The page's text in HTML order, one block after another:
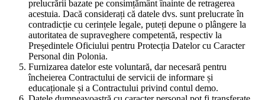
prelucrării bazate pe consimțământ înainte de retragerea
acestuia. Dacă considerați că datele dvs. sunt prelucrate în
contradicție cu cerințele legale, puteți depune o plângere la
autoritatea de supraveghere competentă, respectiv la
Președintele Oficiului pentru Protecția Datelor cu Caracter
Personal din Polonia.
Furnizarea datelor este voluntară, dar necesară pentru
încheierea Contractului de servicii de informare și
educaționale și a Contractului privind contul demo.